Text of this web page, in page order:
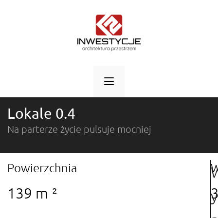
Lokale 0.4
Na parterze życie pulsuje mocniej
Powierzchnia
139 m ²
y